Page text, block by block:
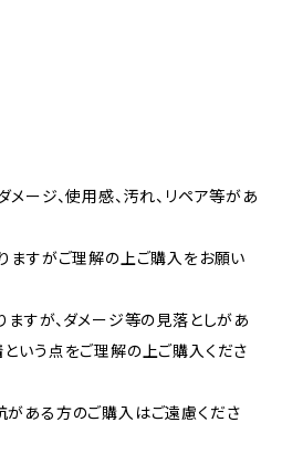
メージ、使用感、汚れ、リペア等があ
ますがご理解の上ご購入をお願い
ますが、ダメージ等の見落としがあ
いう点をご理解の上ご購入くださ
がある方のご購入はご遠慮くださ